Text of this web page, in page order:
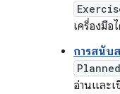
เครื่องมือ
การสนับ
อ่านและเ